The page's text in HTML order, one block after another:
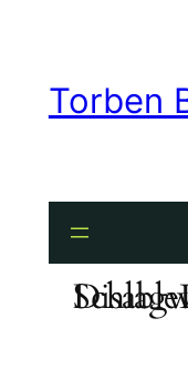
springenTorben